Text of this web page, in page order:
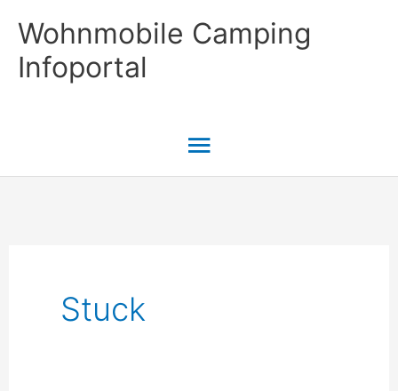
Inhalt
springen
Wohnmobile Camping
Infoportal
Hauptmenü
Stuck